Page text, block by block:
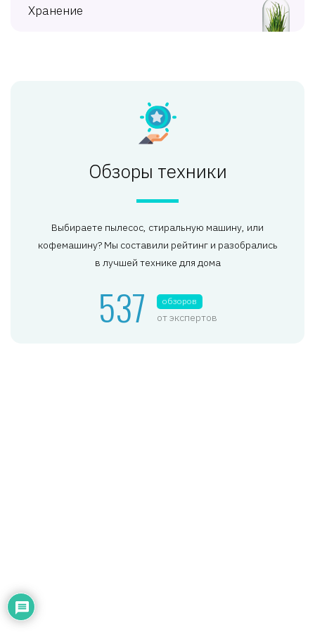
Хранение
Обзоры техники
Выбираете пылесос, стиральную машину, или
кофемашину? Мы составили рейтинг и разобрались
в лучшей технике для дома
537 обзоров
от экспертов